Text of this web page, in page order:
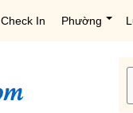
Check In Phường